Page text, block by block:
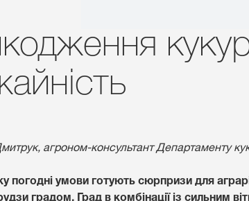
агроном-консультантДепартаменту
погодні умови готують сюрпризи для
градом. Град в комбінації із сильним